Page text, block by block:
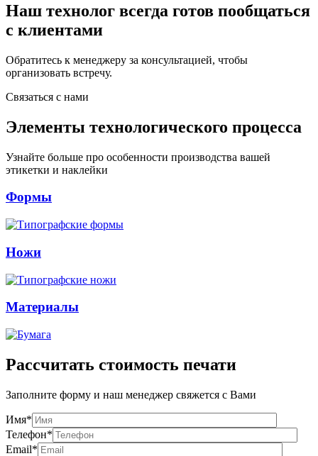
Наш технолог всегда готов пообщаться
с клиентами
Обратитесь к менеджеру за консультацией, чтобы
организовать встречу.
Связаться с нами
Элементы технологического процесса
Узнайте больше про особенности производства вашей
этикетки и наклейки
Формы
Ножи
Материалы
Рассчитать стоимость печати
Заполните форму и наш менеджер свяжется с Вами
Имя*
Телефон*
Email*